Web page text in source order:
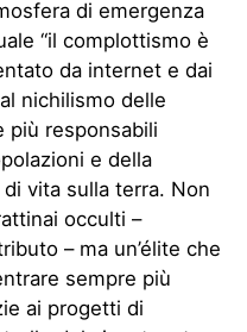
di emergenza
“il complottismo è
da internet e dai
nichilismo delle
più responsabili
e della
vita sulla terra. Non
occulti –
– ma un’élite che
sempre più
ai progetti di